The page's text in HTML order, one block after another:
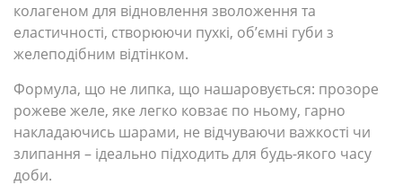
колагеном для відновлення зволоження та
еластичності, створюючи пухкі, об’ємні губи з
желеподібним відтінком.
Формула, що не липка, що нашаровується: прозоре
рожеве желе, яке легко ковзає по ньому, гарно
накладаючись шарами, не відчуваючи важкості чи
злипання – ідеально підходить для будь-якого часу
доби.